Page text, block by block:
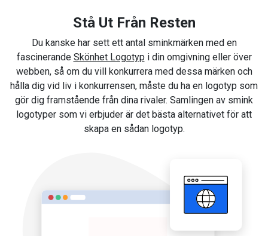
Stå Ut Från Resten
Du kanske har sett ett antal sminkmärken med en
fascinerande Skönhet Logotyp i din omgivning eller över
webben, så om du vill konkurrera med dessa märken och
hålla dig vid liv i konkurrensen, måste du ha en logotyp som
gör dig framstående från dina rivaler. Samlingen av smink
logotyper som vi erbjuder är det bästa alternativet för att
skapa en sådan logotyp.